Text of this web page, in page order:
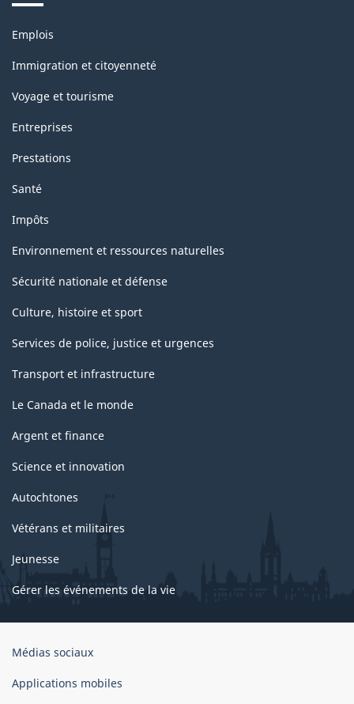
Thèmes
sujets
Emplois
Immigration et citoyenneté
Voyage et tourisme
Entreprises
Prestations
Santé
Impôts
Environnement et ressources naturelles
Sécurité nationale et défense
Culture, histoire et sport
Services de police, justice et urgences
Transport et infrastructure
Le Canada et le monde
Argent et finance
Science et innovation
Autochtones
Vétérans et militaires
Jeunesse
Gérer les événements de la vie
Organisation
gouvernement
Médias sociaux
Applications mobiles